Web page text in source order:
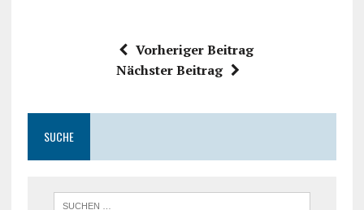
Vorheriger Beitrag
Nächster Beitrag
SUCHE